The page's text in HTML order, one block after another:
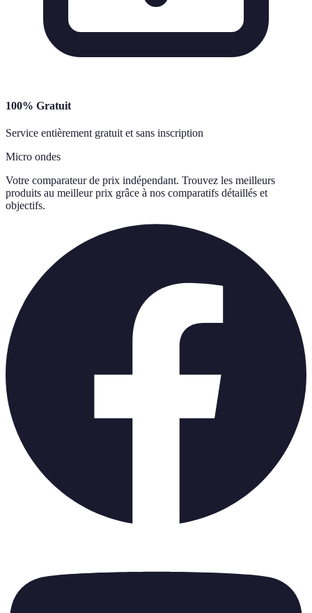
100% Gratuit
Service entièrement gratuit et sans inscription
Micro ondes
Votre comparateur de prix indépendant. Trouvez les meilleurs
produits au meilleur prix grâce à nos comparatifs détaillés et
objectifs.